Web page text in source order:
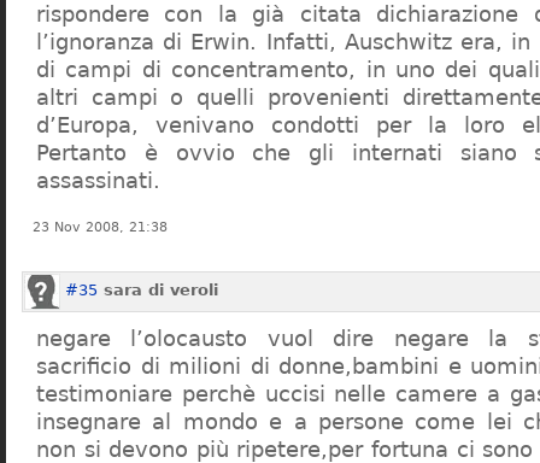
rispondere con la già citata dichiarazione
l’ignoranza di Erwin. Infatti, Auschwitz era,
di campi di concentramento, in uno dei
altri campi o quelli provenienti
d’Europa, venivano condotti per la loro
Pertanto è ovvio che gli internati siano
assassinati.
23 Nov 2008, 21:38
#35 sara di veroli
negare l’olocausto vuol dire negare la
sacrificio di milioni di donne,bambini e
testimoniare perchè uccisi nelle camere a
insegnare al mondo e a persone come lei
non si devono più ripetere,per fortuna ci